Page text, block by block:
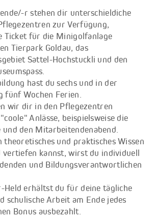
r stehen dir unterschieldiche
zur Verfügung,
Ticket für die Minigolfanlage
Tierpark Goldau, das
Sattel-Hochstuckli und den
hast du sechs und in der
fünf Wochen Ferien.
wir dir in den Pflegezentren
Anlässe, beispielsweise die
und den Mitarbeitendenabend.
theoretisches und praktisches Wissen
vertiefen kannst, wirst du individuell
und Bildungsverantwortlichen
Held erhältst du für deine tägliche
schulische Arbeit am Ende jedes
Bonus ausbezahlt.